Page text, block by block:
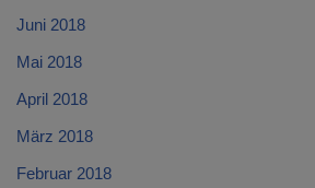
Juni 2018
Mai 2018
April 2018
März 2018
Februar 2018